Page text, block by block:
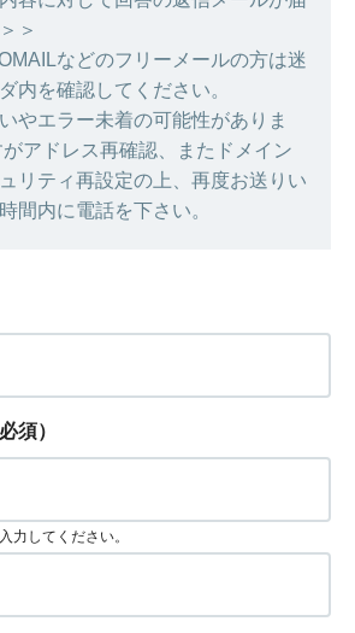
＞
などのフリーメールの方は迷
内を確認してください。
やエラー未着の可能性がありま
アドレス再確認、またドメイン
リティ再設定の上、再度お送りい
間内に電話を下さい。
必須）
力してください。